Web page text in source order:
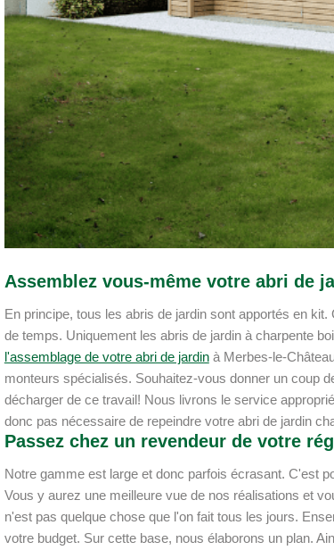
Assemblez vous-même votre abri de
En principe, tous les abris de jardin sont apportés en
de temps. Uniquement les abris de jardin à charpente
l'assemblage de votre abri de jardinà Merbes-le-
monteurs spécialisés. Souhaitez-vous donner un coup
décharger de ce travail! Nous livrons le service
donc pas nécessaire de repeindre votre abri de jardin
Passez chez un revendeur de votre
Notre gamme est large et donc parfois écrasant. C'est
Vous y aurez une meilleure vue de nos réalisations et
n'est pas quelque chose que l'on fait tous les jours.
votre budget. Sur cette base, nous élaborons un plan.